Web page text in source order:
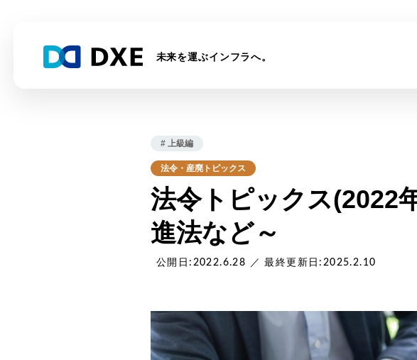
未来を運ぶインフラへ。
# 上級編
法令・産廃トピックス
法令トピックス(2022
進法など～
公開日:2022.6.28 ／ 最終更新日:2025.2.10